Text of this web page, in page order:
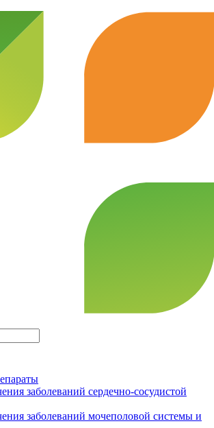
заболеваний сердечно-сосудистой
заболеваний мочеполовой системы и